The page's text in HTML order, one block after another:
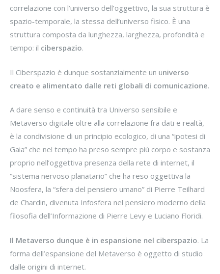
correlazione con l’universo dell’oggettivo, la sua struttura è
spazio-temporale, la stessa dell’universo fisico. È una
struttura composta da lunghezza, larghezza, profondità e
tempo: il ciberspazio.
Il Ciberspazio è dunque sostanzialmente un universo
creato e alimentato dalle reti globali di comunicazione.
A dare senso e continuità tra Universo sensibile e
Metaverso digitale oltre alla correlazione fra dati e realtà,
è la condivisione di un principio ecologico, di una “ipotesi di
Gaia” che nel tempo ha preso sempre più corpo e sostanza
proprio nell’oggettiva presenza della rete di internet, il
“sistema nervoso planatario” che ha reso oggettiva la
Noosfera, la “sfera del pensiero umano” di Pierre Teilhard
de Chardin, divenuta Infosfera nel pensiero moderno della
filosofia dell’Informazione di Pierre Levy e Luciano Floridi.
Il Metaverso dunque è in espansione nel ciberspazio. La
forma dell’espansione del Metaverso è oggetto di studio
dalle origini di internet.